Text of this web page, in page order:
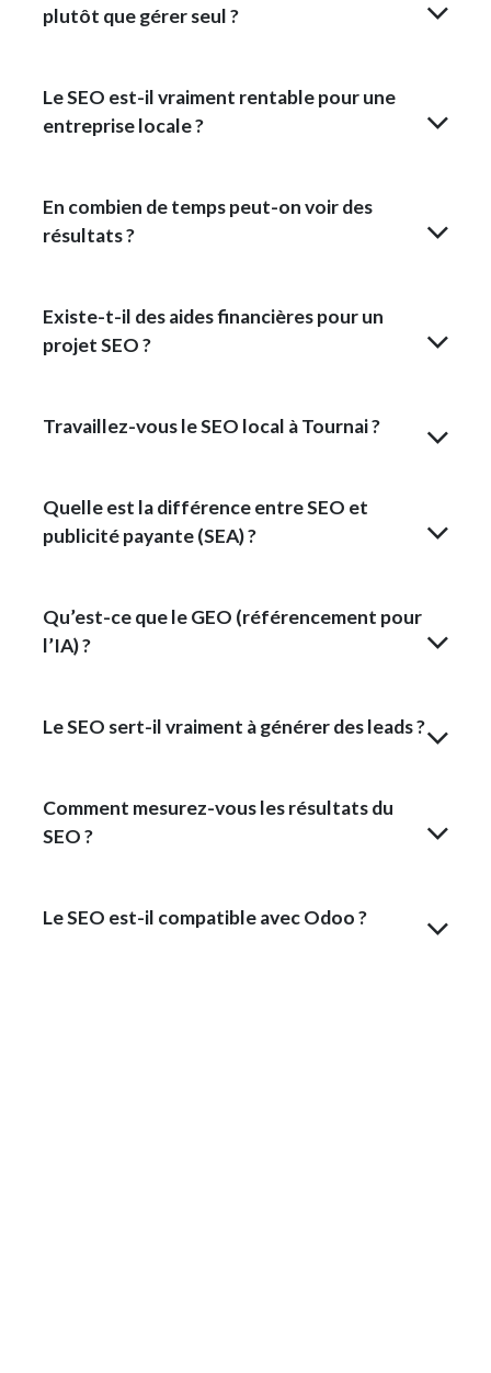
plutôt que gérer seul ?
Le SEO est-il vraiment rentable pour une
entreprise locale ?
En combien de temps peut-on voir des
résultats ?
Existe-t-il des aides financières pour un
projet SEO ?
Travaillez-vous le SEO local à Tournai ?
Quelle est la différence entre SEO et
publicité payante (SEA) ?
Qu’est-ce que le GEO (référencement pour
l’IA) ?
Le SEO sert-il vraiment à générer des leads ?
Comment mesurez-vous les résultats du
SEO ?
Le SEO est-il compatible avec Odoo ?